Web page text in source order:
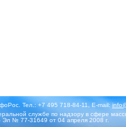
Тел.: +7 495 718-84-11, E-mail:
службе по надзору в сфере
Эл № 77-31649 от 04 апреля 2008 г.